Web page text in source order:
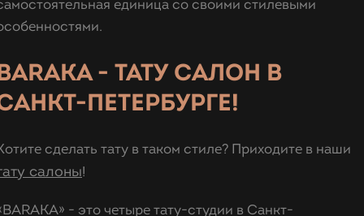
единица со своими стилевыми
- ТАТУ САЛОН В
ПЕТЕРБУРГЕ!
сделать тату в таком стиле? Приходите в наши
салоны!
- это четыре тату-студии в Санкт-